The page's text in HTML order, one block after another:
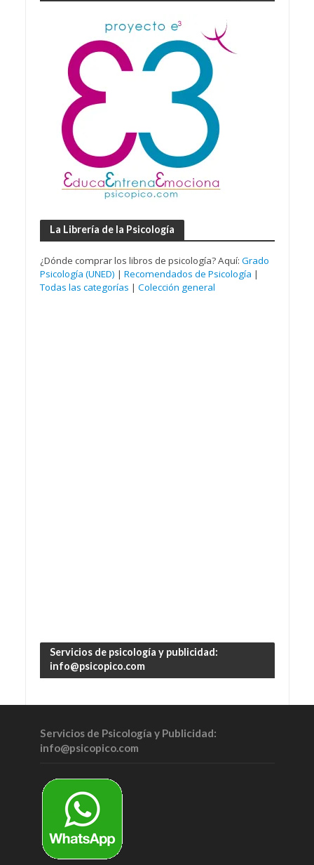
La Librería de la Psicología
¿Dónde comprar los libros de psicología? Aquí: Grado
Psicología (UNED) | Recomendados de Psicología |
Todas las categorías | Colección general
Servicios de psicología y publicidad:
info@psicopico.com
Servicios de Psicología y Publicidad:
info@psicopico.com